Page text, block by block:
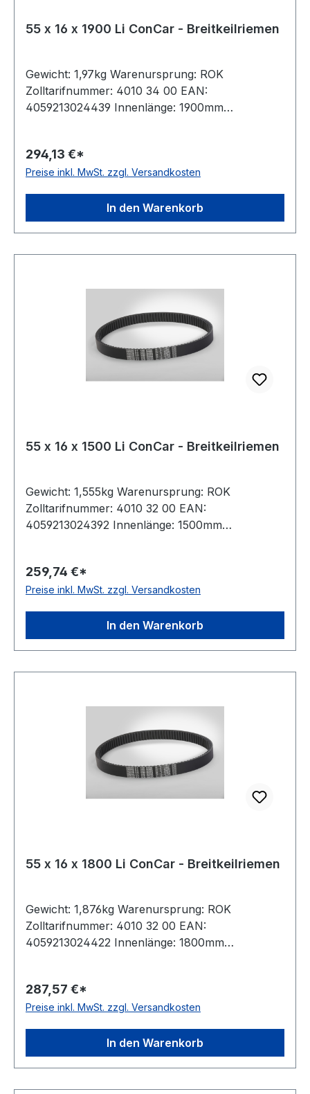
55 x 16 x 1900 Li ConCar - Breitkeilriemen
Gewicht: 1,97kg Warenursprung: ROK
Zolltarifnummer: 4010 34 00 EAN:
4059213024439 Innenlänge: 1900mm
antistatisch: ja Norm: DIN 7719 / ISO 1604 Breite:
55mm Höhe: 16mm Winkel: 28° Material:
294,13 €*
Preise inkl. MwSt. zzgl. Versandkosten
In den Warenkorb
55 x 16 x 1500 Li ConCar - Breitkeilriemen
Gewicht: 1,555kg Warenursprung: ROK
Zolltarifnummer: 4010 32 00 EAN:
4059213024392 Innenlänge: 1500mm
antistatisch: ja Norm: DIN 7719 / ISO 1604 Breite:
55mm Höhe: 16mm Winkel: 28° Material:
259,74 €*
Preise inkl. MwSt. zzgl. Versandkosten
In den Warenkorb
55 x 16 x 1800 Li ConCar - Breitkeilriemen
Gewicht: 1,876kg Warenursprung: ROK
Zolltarifnummer: 4010 32 00 EAN:
4059213024422 Innenlänge: 1800mm
antistatisch: ja Norm: DIN 7719 / ISO 1604 Breite:
55mm Höhe: 16mm Winkel: 28° Material:
287,57 €*
Preise inkl. MwSt. zzgl. Versandkosten
In den Warenkorb